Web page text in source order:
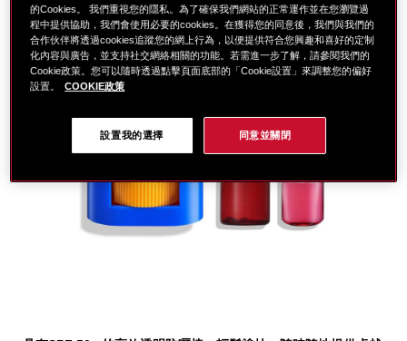
節
shiseido.com.tw/
目
的Cookies。 我們重視您的隱私。為了確保我們網站的正常運作並在您瀏覽過
程中提供協助，我們會使用必要的cookies。在獲得您的同意後，我們與我們的
合作伙伴將透過cookies追蹤您的網上行為，以便提供符合您興趣和喜好的定制
化內容與廣告，並支持社交網絡相關的功能。若需進一步了解，請參閱我們的
Cookie政策。您可以隨時透過點擊頁面底部的「Cookie設置」來調整您的偏好
設置。 COOKIE政策
設置我的選擇 同意並關閉